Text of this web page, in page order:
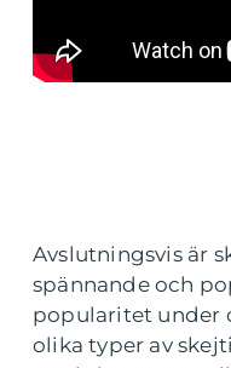
Avslutningsvis är
spännande och
popularitet under
olika typer av